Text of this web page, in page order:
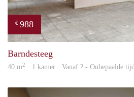
€ 988
Barndesteeg
40 m2 · 1 kamer · Vanaf ? - Onbepaalde